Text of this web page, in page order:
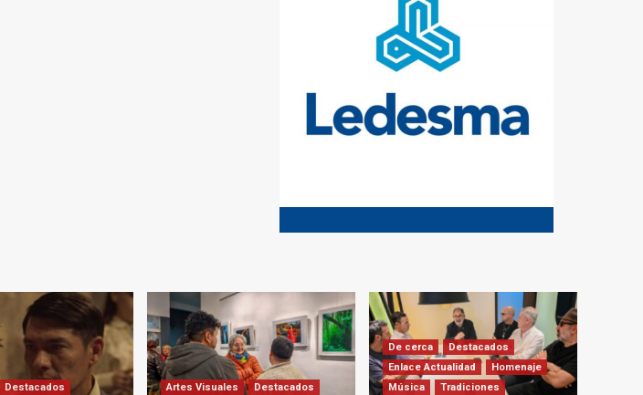
Destacados Artes Visuales Destacados
De cerca
Destacados
Enlace Actualidad
Homenaje
Música
Tradiciones